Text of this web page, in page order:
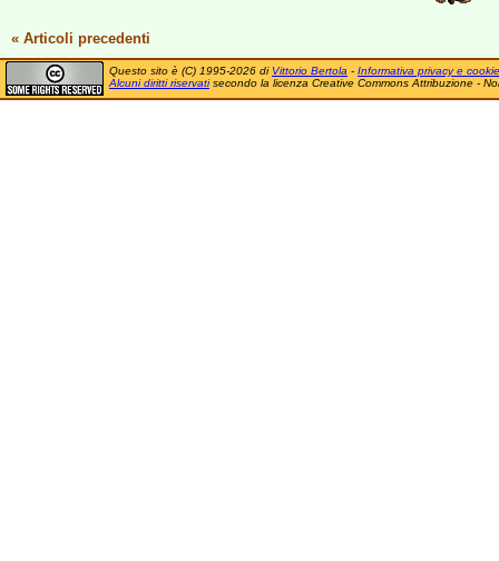
« Articoli precedenti
Questo sito è (C) 1995-2026 di Vittorio Bertola - Informativa privacy e cookie
Alcuni diritti riservatisecondo la licenza Creative Commons Attribuzione -